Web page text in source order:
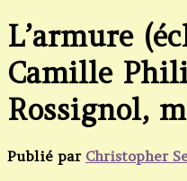
L’armure
Camille
Rossignol,
Publié par Christopher